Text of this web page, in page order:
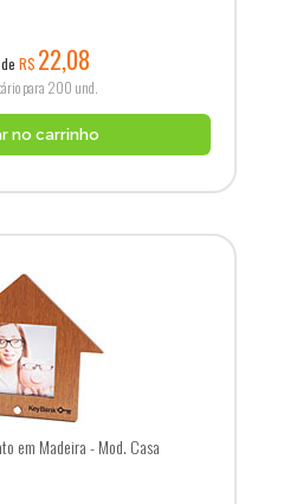
R$ 22,08
para 200 und.
no carrinho
em Madeira - Mod. Casa